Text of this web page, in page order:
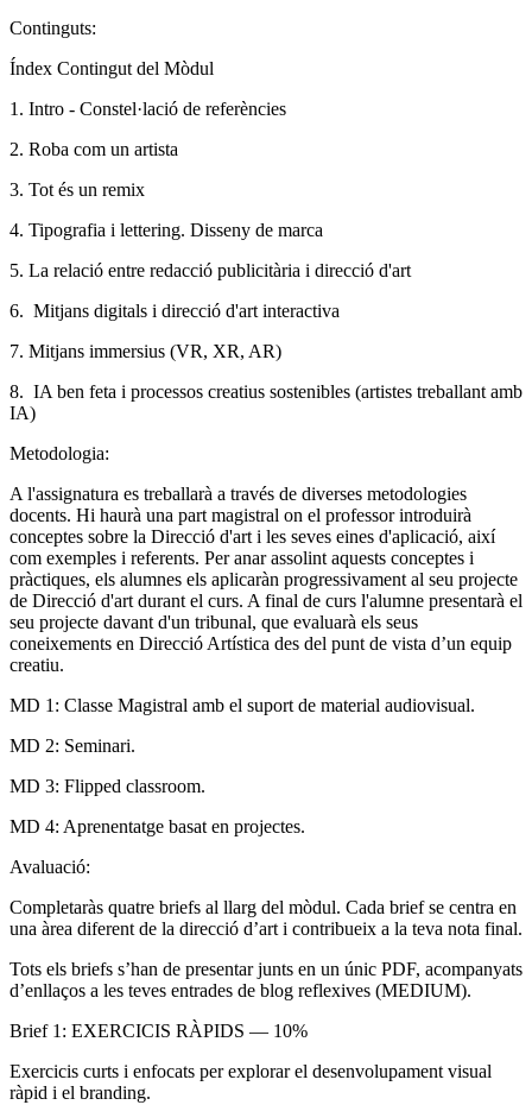
Continguts:
Índex Contingut del Mòdul
1. Intro - Constel·lació de referències
2. Roba com un artista
3. Tot és un remix
4. Tipografia i lettering. Disseny de marca
5. La relació entre redacció publicitària i direcció d'art
6. Mitjans digitals i direcció d'art interactiva
7. Mitjans immersius (VR, XR, AR)
8. IA ben feta i processos creatius sostenibles (artistes treballant amb
IA)
Metodologia:
A l'assignatura es treballarà a través de diverses metodologies
docents. Hi haurà una part magistral on el professor introduirà
conceptes sobre la Direcció d'art i les seves eines d'aplicació, així
com exemples i referents. Per anar assolint aquests conceptes i
pràctiques, els alumnes els aplicaràn progressivament al seu projecte
de Direcció d'art durant el curs. A final de curs l'alumne presentarà el
seu projecte davant d'un tribunal, que evaluarà els seus
coneixements en Direcció Artística des del punt de vista d’un equip
creatiu.
MD 1: Classe Magistral amb el suport de material audiovisual.
MD 2: Seminari.
MD 3: Flipped classroom.
MD 4: Aprenentatge basat en projectes.
Avaluació:
Completaràs quatre briefs al llarg del mòdul. Cada brief se centra en
una àrea diferent de la direcció d’art i contribueix a la teva nota final.
Tots els briefs s’han de presentar junts en un únic PDF, acompanyats
d’enllaços a les teves entrades de blog reflexives (MEDIUM).
Brief 1: EXERCICIS RÀPIDS — 10%
Exercicis curts i enfocats per explorar el desenvolupament visual
ràpid i el branding.